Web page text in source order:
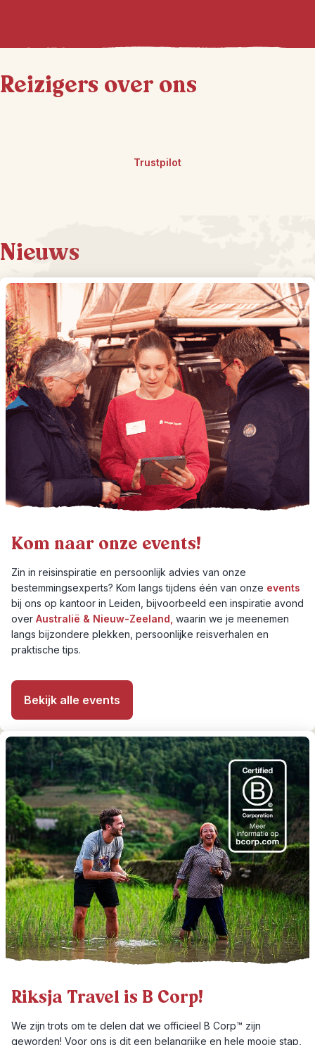
Reizigers over ons
Trustpilot
Nieuws
Kom naar onze events!
Zin in reisinspiratie en persoonlijk advies van onze
bestemmingsexperts? Kom langs tijdens één van onze events
bij ons op kantoor in Leiden, bijvoorbeeld een inspiratie avond
over Australië & Nieuw-Zeeland, waarin we je meenemen
langs bijzondere plekken, persoonlijke reisverhalen en
praktische tips.
Bekijk alle events
Riksja Travel is B Corp!
We zijn trots om te delen dat we officieel B Corp™ zijn
geworden! Voor ons is dit een belangrijke en hele mooie stap,